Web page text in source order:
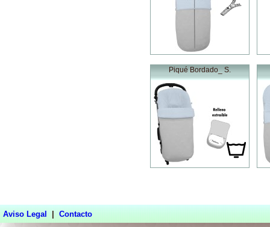
Piqué Bordado_ S.
Aviso Legal Contacto